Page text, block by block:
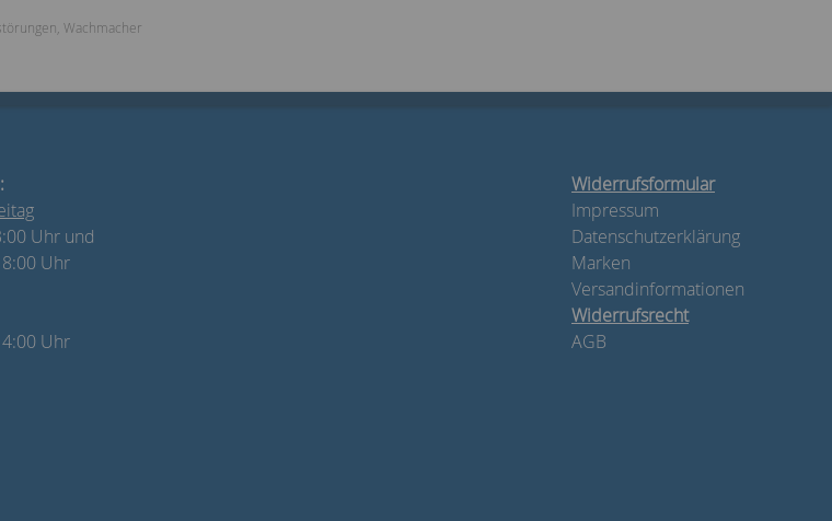
Wachmacher
Uhr und
Uhr
Uhr
Widerrufsformular
Impressum
Datenschutzerklärung
Marken
Versandinformationen
Widerrufsrecht
AGB